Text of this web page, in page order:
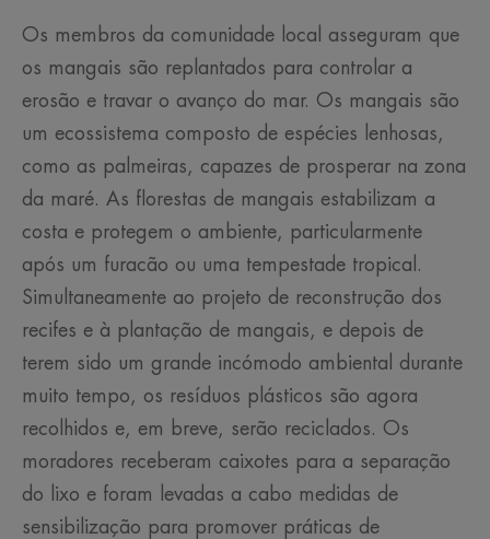
Os membros da comunidade local asseguram que
os mangais são replantados para controlar a
erosão e travar o avanço do mar. Os mangais são
um ecossistema composto de espécies lenhosas,
como as palmeiras, capazes de prosperar na zona
da maré. As florestas de mangais estabilizam a
costa e protegem o ambiente, particularmente
após um furacão ou uma tempestade tropical.
Simultaneamente ao projeto de reconstrução dos
recifes e à plantação de mangais, e depois de
terem sido um grande incómodo ambiental durante
muito tempo, os resíduos plásticos são agora
recolhidos e, em breve, serão reciclados. Os
moradores receberam caixotes para a separação
do lixo e foram levadas a cabo medidas de
sensibilização para promover práticas de